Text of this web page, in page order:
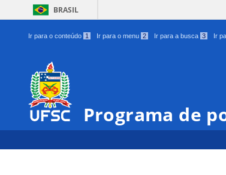
BRASIL
Ir para o conteúdo 1 Ir para o menu 2 Ir para a busca 3 Ir
Programa de